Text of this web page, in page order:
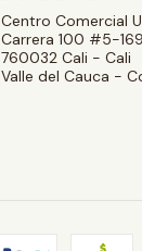
Centro Comercial
Carrera 100 #5-
760032 Cali - Cali
Valle del Cauca -